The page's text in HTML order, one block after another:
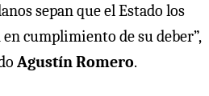
sepan que el Estado los
cumplimiento de su deber”,
Agustín Romero.